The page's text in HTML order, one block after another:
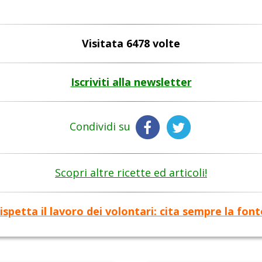
Visitata 6478 volte
Iscriviti alla newsletter
Condividi su
Scopri altre ricette ed articoli!
il lavoro dei volontari: cita sempre la